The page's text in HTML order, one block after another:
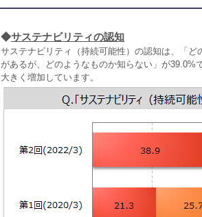
◆サステナビリティの認知
サステナビリティ（持続可能性）の認知は、「
があるが、どのようなものか知らない」が
大きく増加しています。